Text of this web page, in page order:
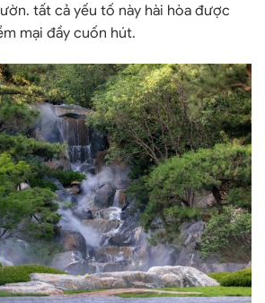
tất cả yếu tố này hài hòa được
mại đầy cuốn hút.